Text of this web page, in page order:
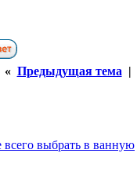
« Предыдущая тема |
выбрать в ванную